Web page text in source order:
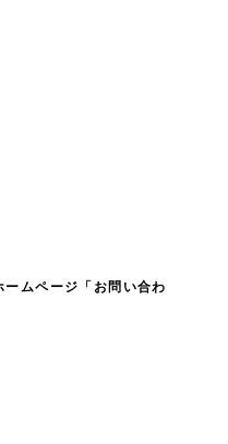
ムページ「お問い合わ